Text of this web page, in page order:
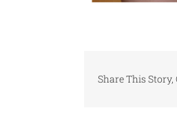
Share This